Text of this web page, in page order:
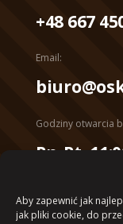
Aby zapewnić jak
jak pliki cookie, do
+48 667
Email:
Godziny otwarcia
Pn-Pt,
mBank 10